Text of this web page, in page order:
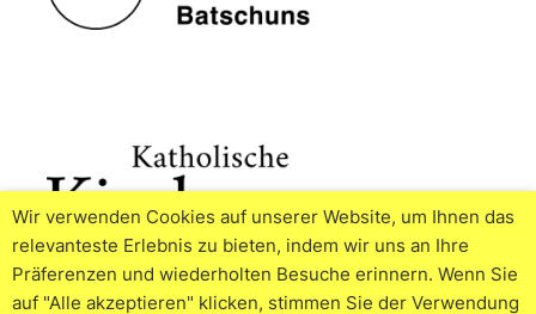
Wir verwenden Cookies auf unserer Website, um Ihnen das
relevanteste Erlebnis zu bieten, indem wir uns an Ihre
Präferenzen und wiederholten Besuche erinnern. Wenn Sie
auf "Alle akzeptieren" klicken, stimmen Sie der Verwendung